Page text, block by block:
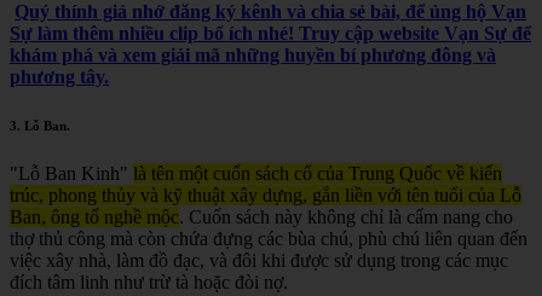
Quý thính giả nhớ đăng ký kênh và chia sẻ bài, để ủng hộ Vạn
Sự làm thêm nhiều clip bổ ích nhé! Truy cập website Vạn Sự để
khám phá và xem giải mã những huyền bí phương đông và
phương tây.
3. Lỗ Ban.
"Lỗ Ban Kinh" là tên một cuốn sách cổ của Trung Quốc về kiến
trúc, phong thủy và kỹ thuật xây dựng, gắn liền với tên tuổi của Lỗ
Ban, ông tổ nghề mộc. Cuốn sách này không chỉ là cẩm nang cho
thợ thủ công mà còn chứa đựng các bùa chú, phù chú liên quan đến
việc xây nhà, làm đồ đạc, và đôi khi được sử dụng trong các mục
đích tâm linh như trừ tà hoặc đòi nợ.